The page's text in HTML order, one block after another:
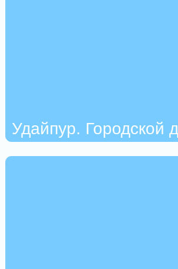
Удайпур. Городской